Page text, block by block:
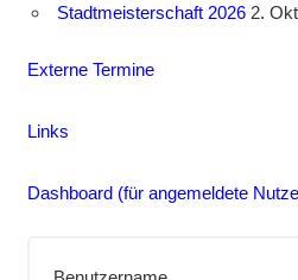
Stadtmeisterschaft 2026 2.
Externe Termine
Links
Dashboard (für angemeldete